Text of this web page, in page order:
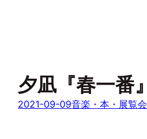
夕凪『春一番』
2021-09-09音楽・本・展覧会